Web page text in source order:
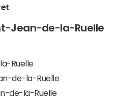
Jean-de-la-Ruelle
Ruelle
de-la-Ruelle
de-la-Ruelle